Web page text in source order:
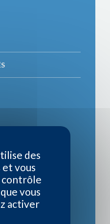
des
et vous
contrôle
vous
activer